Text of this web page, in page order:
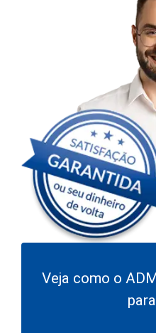
Veja como o